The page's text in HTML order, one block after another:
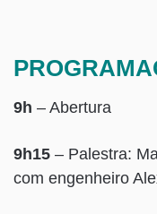
9h – Abertura
9h15 – Palestra:
com engenheiro